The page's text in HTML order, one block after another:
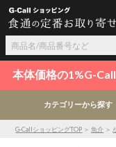
本体価格の1%G-
カテゴリーから探す
G-CallショッピングTOP ＞魚介 ＞